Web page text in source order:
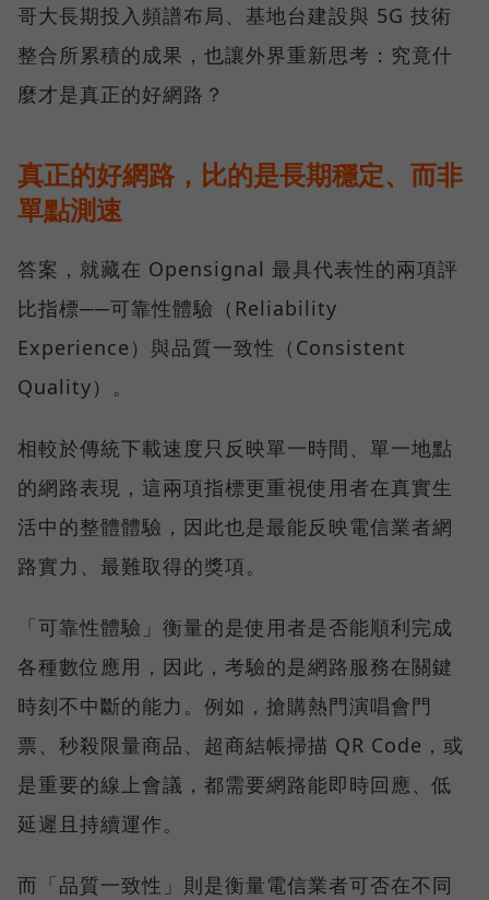
哥大長期投入頻譜布局、基地台建設與 5G 技術
整合所累積的成果，也讓外界重新思考：究竟什
麼才是真正的好網路？
真正的好網路，比的是長期穩定、而非
單點測速
答案，就藏在 Opensignal 最具代表性的兩項評
比指標──可靠性體驗（Reliability
Experience）與品質一致性（Consistent
Quality）。
相較於傳統下載速度只反映單一時間、單一地點
的網路表現，這兩項指標更重視使用者在真實生
活中的整體體驗，因此也是最能反映電信業者網
路實力、最難取得的獎項。
「可靠性體驗」衡量的是使用者是否能順利完成
各種數位應用，因此，考驗的是網路服務在關鍵
時刻不中斷的能力。例如，搶購熱門演唱會門
票、秒殺限量商品、超商結帳掃描 QR Code，或
是重要的線上會議，都需要網路能即時回應、低
延遲且持續運作。
而「品質一致性」則是衡量電信業者可否在不同